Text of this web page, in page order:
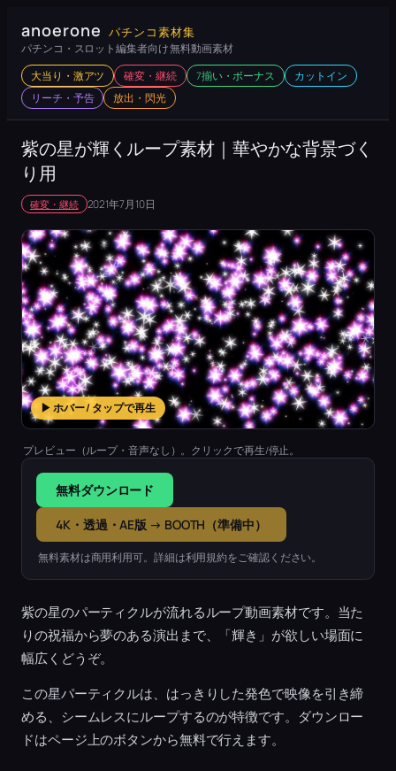
容
ス
キ
プ
anoerone パチンコ素材集
パチンコ・スロット編集者向け 無料動画素材
大当り・激アツ 確変・継続 7揃い・ボーナス
カットイン
リーチ・予告
放出・閃光
紫の星が輝くループ素材｜華やかな背景づく
り用
確変・継続 2021年7月10日
▶ ホバー / タップで再生
プレビュー（ループ・音声なし）。クリックで再生/停止。
無料ダウンロード
4K・透過・AE版 → BOOTH（準備中）
無料素材は商用利用可。詳細は利用規約をご確認ください。
紫の星のパーティクルが流れるループ動画素材です。当た
りの祝福から夢のある演出まで、「輝き」が欲しい場面に
幅広くどうぞ。
この星パーティクルは、はっきりした発色で映像を引き締
める、シームレスにループするのが特徴です。ダウンロー
ドはページ上のボタンから無料で行えます。